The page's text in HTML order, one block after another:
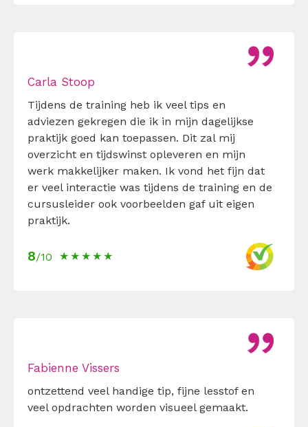
Carla Stoop
Tijdens de training heb ik veel tips en
adviezen gekregen die ik in mijn dagelijkse
praktijk goed kan toepassen. Dit zal mij
overzicht en tijdswinst opleveren en mijn
werk makkelijker maken. Ik vond het fijn dat
er veel interactie was tijdens de training en de
cursusleider ook voorbeelden gaf uit eigen
praktijk.
8/10
Fabienne Vissers
ontzettend veel handige tip, fijne lesstof en
veel opdrachten worden visueel gemaakt.